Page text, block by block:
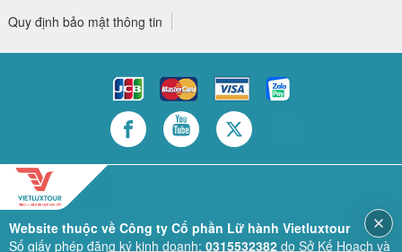
Quy định bảo mật thông tin
Website thuộc về Công ty Cổ phần Lữ hành Vietluxtour
Số giấy phép đăng ký kinh doanh: 0315532382do Sở Kế Hoạch và